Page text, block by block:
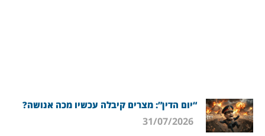
“יום הדין”: מצרים קיבלה עכשיו מכה אנושה?